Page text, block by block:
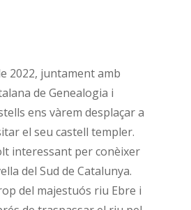
2022, juntament amb
de Genealogia i
ens vàrem desplaçar a
el seu castell templer.
interessant per conèixer
del Sud de Catalunya.
del majestuós riu Ebre i